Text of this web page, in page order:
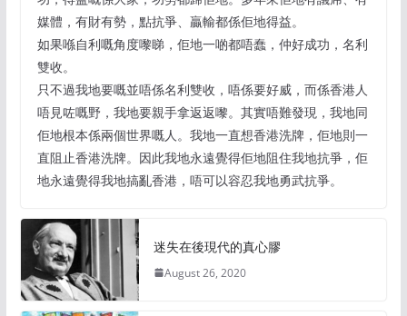
媒體，有財有勢，點抗爭、贏輸都係佢地得益。
如果喺自利嘅角度嚟睇，佢地一啲都唔蠢，仲好成功，名利
雙收。
只不過我地要嘅並唔係名利雙收，唔係要好威，而係香港人
唔見咗嘅野，我地要親手拿返返嚟。其實唔難發現，我地同
佢地根本係兩個世界嘅人。我地一直想香港洗牌，佢地則一
直阻止香港洗牌。因此我地永遠覺得佢地阻住我地抗爭，佢
地永遠覺得我地搞亂香港，唔可以容忍我地勇武抗爭。
迷失在後現代的真心膠
August 26, 2020